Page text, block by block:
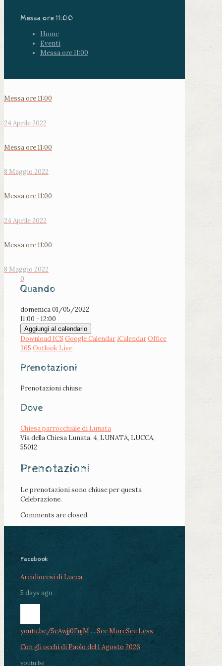
Messa ore 11:00
Home
Eventi
Messa ore 11:00
Messa ore 11:00
24 Aprile 2022
Messa ore 11:00
8 Maggio 2022
Messa ore 11:00
24 Aprile 2022
Messa ore 11:00
8 Maggio 2022
0
Quando
domenica 01/05/2022
11:00 - 12:00
Aggiungi al calendario
Download ICS Google Calendar iCalendarOffice
365 Outlook Live
Prenotazioni
Prenotazioni chiuse
Dove
Chiesa parrocchiale di Lunata
Via della Chiesa Lunata, 4, LUNATA, LUCCA,
55012
Prenotazioni
Le prenotazioni sono chiuse per questa
Celebrazione.
Comments are closed.
Facebook
Arcidiocesi di Lucca
5 days ago
youtu.be/5cAwjj0FujM ... See MoreSee Less
Con gli occhi di Paolo del 1 Agosto 2026
youtu.be